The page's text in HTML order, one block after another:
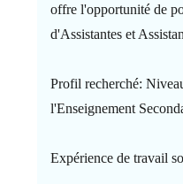
offre l'opportunité de
d'Assistantes et
Profil recherché:
l'Enseignement
Expérience de travail